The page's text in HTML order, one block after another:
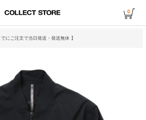
0
にご注文で当日発送・発送無休 】